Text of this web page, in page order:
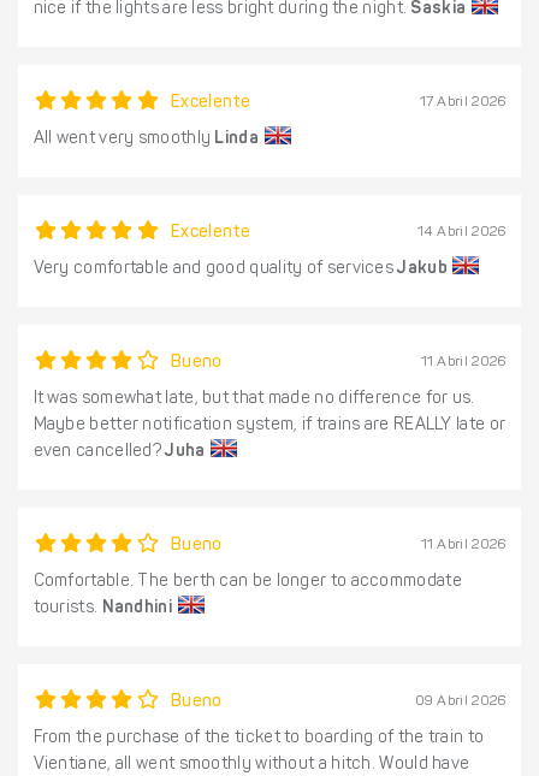
nice if the lights are less bright during the night. Saskia
Excelente 17 Abril 2026
All went very smoothly Linda
Excelente 14 Abril 2026
Very comfortable and good quality of servicesJakub
Bueno 11 Abril 2026
It was somewhat late, but that made no difference for us.
Maybe better notification system, if trains are REALLY late or
even cancelled?Juha
Bueno 11 Abril 2026
Comfortable. The berth can be longer to accommodate
tourists. Nandhini
Bueno 09 Abril 2026
From the purchase of the ticket to boarding of the train to
Vientiane, all went smoothly without a hitch. Would have